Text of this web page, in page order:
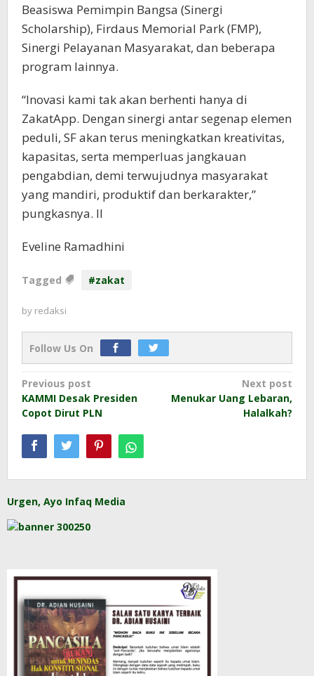
Beasiswa Pemimpin Bangsa (Sinergi
Scholarship), Firdaus Memorial Park (FMP),
Sinergi Pelayanan Masyarakat, dan beberapa
program lainnya.
“Inovasi kami tak akan berhenti hanya di
ZakatApp. Dengan sinergi antar segenap elemen
peduli, SF akan terus meningkatkan kreativitas,
kapasitas, serta memperluas jangkauan
pengabdian, demi terwujudnya masyarakat
yang mandiri, produktif dan berkarakter,”
pungkasnya. II
Eveline Ramadhini
Tagged #zakat
by redaksi
Follow Us On
Post
navigation
Previous post
KAMMI Desak Presiden
Copot Dirut PLN
Next post
Menukar Uang Lebaran,
Halalkah?
Urgen, Ayo Infaq Media